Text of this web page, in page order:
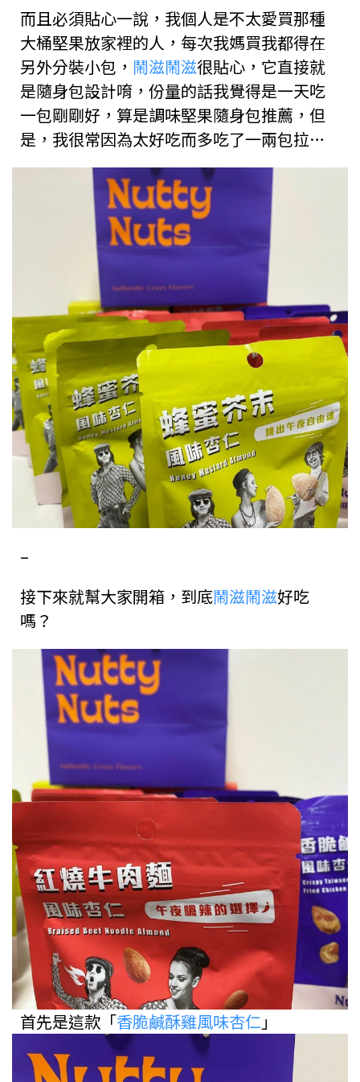
而且必須貼心一說，我個人是不太愛買那種
大桶堅果放家裡的人，每次我媽買我都得在
另外分裝小包， 鬧滋鬧滋很貼心，它直接就
是隨身包設計唷，份量的話我覺得是一天吃
一包剛剛好，算是調味堅果隨身包推薦，但
是，我很常因為太好吃而多吃了一兩包拉…
–
接下來就幫大家開箱，到底鬧滋鬧滋好吃
嗎？
首先是這款「香脆鹹酥雞風味杏仁 」